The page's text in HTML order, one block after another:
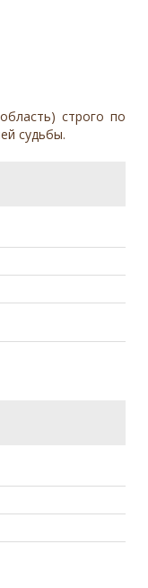
строго по
судьбы.